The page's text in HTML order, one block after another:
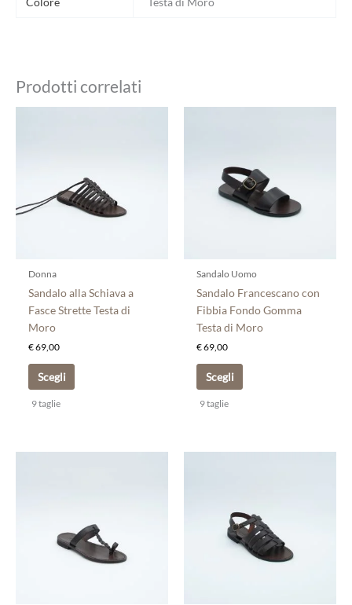
Prodotti correlati
Donna
Sandalo alla Schiava a
Fasce Strette Testa di
Moro
€69,00
Scegli
varianti.
Le
opzioni
nella
pagina
9 taglie
Sandalo Uomo
Sandalo Francescano con
Fibbia Fondo Gomma
Testa di Moro
€69,00
Scegli
più
varianti.
Le
opzioni
scelte
nella
pagina
del
9 taglie
varianti.
Le
opzioni
più
varianti.
Le
opzioni